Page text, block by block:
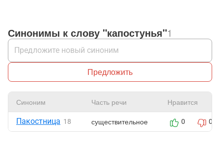
Синонимы к слову "капостунья"1
Предложить
Синоним Часть речи Нравится
Пакостница 18 существительное 0 0